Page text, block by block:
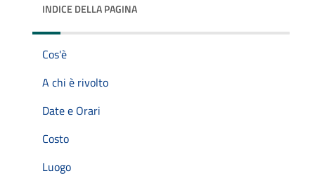
INDICE DELLA PAGINA
Cos'è
A chi è rivolto
Date e Orari
Costo
Luogo